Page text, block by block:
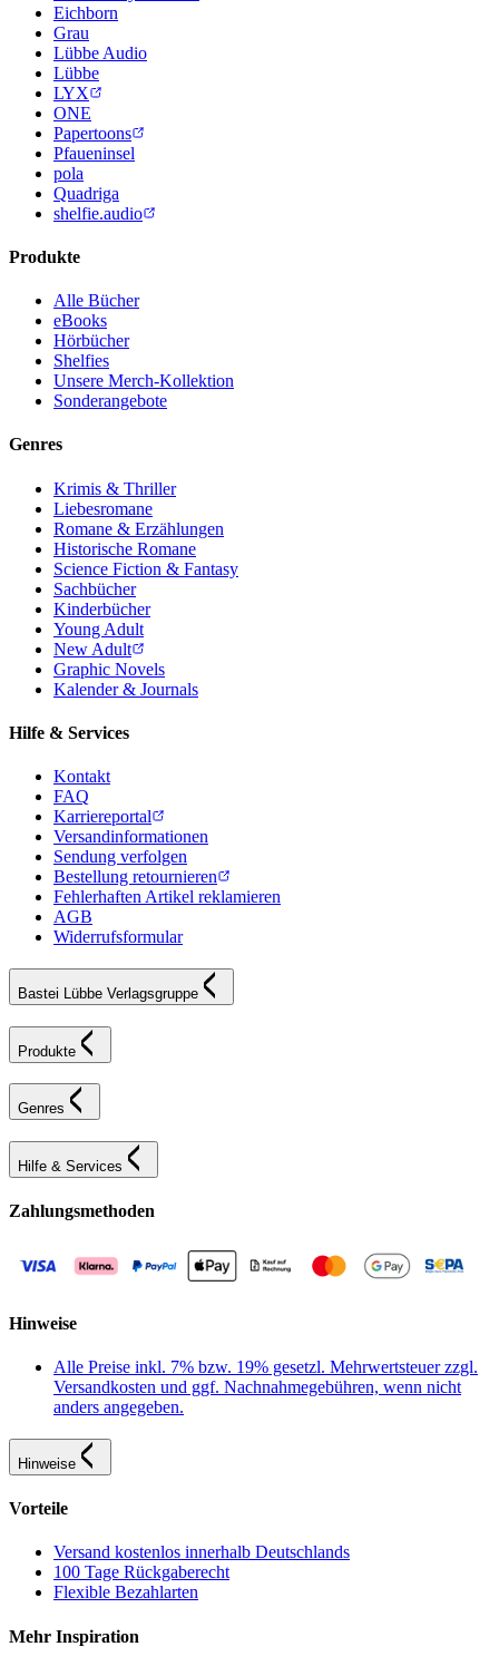
Eichborn
Grau
Lübbe Audio
Lübbe
LYX
ONE
Papertoons
Pfaueninsel
pola
Quadriga
shelfie.audio
Produkte
Alle Bücher
eBooks
Hörbücher
Shelfies
Unsere Merch-Kollektion
Sonderangebote
Genres
Krimis & Thriller
Liebesromane
Romane & Erzählungen
Historische Romane
Science Fiction & Fantasy
Sachbücher
Kinderbücher
Young Adult
New Adult
Graphic Novels
Kalender & Journals
Hilfe & Services
Kontakt
FAQ
Karriereportal
Versandinformationen
Sendung verfolgen
Bestellung retournieren
Fehlerhaften Artikel reklamieren
AGB
Widerrufsformular
Bastei Lübbe Verlagsgruppe
Produkte
Genres
Hilfe & Services
Zahlungsmethoden
Hinweise
Alle Preise inkl. 7% bzw. 19% gesetzl. Mehrwertsteuer zzgl.
Versandkosten und ggf. Nachnahmegebühren, wenn nicht
anders angegeben.
Hinweise
Vorteile
Versand kostenlos innerhalb Deutschlands
100 Tage Rückgaberecht
Flexible Bezahlarten
Mehr Inspiration